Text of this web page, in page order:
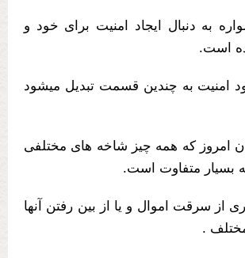
به دنبال ایجاد امنیت برای خود و
است.
امنیت به چندین قسمت تبدیل میشود
امروز که همه چیز شاخه های مختلفی
بسیار متفاوت است.
از سرقت اموال و یا از بین رفتن آنها
.